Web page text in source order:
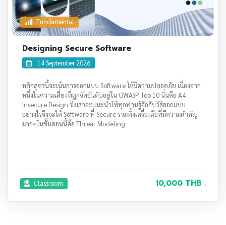
Fundamental
Designing Secure Software
14 September 2026
หลักสูตรนี้จะเน้นการออกแบบ Softwareให้มีความปลอดภัย เนื่องจาก
หนึ่งในความเสี่ยงที่ถูกจัดอันดับอยู่ใน OWASP Top 10นั่นคือ A4
Insecure Design ซึ่งเราจะแนะนำให้ทุกท่านรู้จักกับวิธีออกแบบ
อย่างไรจึงจะได้Softwareที่ Secureรวมทั้งเครื่องมือที่มีความสำคัญ
มากๆในขั้นตอนนี้คือ Threat Modeling
Classroom 10,000 THB .